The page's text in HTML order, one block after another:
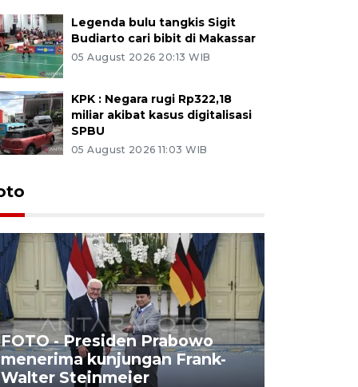
Legenda bulu tangkis Sigit
Budiarto cari bibit di Makassar
05 August 2026 20:13 WIB
KPK : Negara rugi Rp322,18
miliar akibat kasus digitalisasi
SPBU
05 August 2026 11:03 WIB
FOTO - Presiden Prabowo
menerima kunjungan Frank-
Walter Steinmeier